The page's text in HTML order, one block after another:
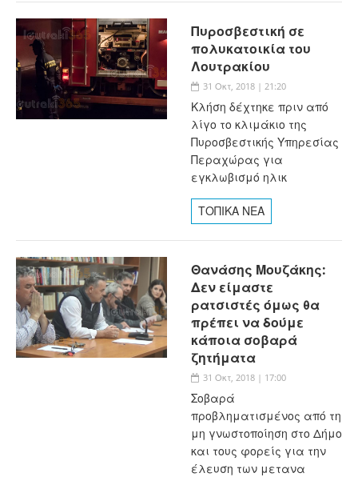
Πυροσβεστική σε
πολυκατοικία του
Λουτρακίου
31 Οκτ, 2018 | 21:20
Κλήση δέχτηκε πριν από
λίγο το κλιμάκιο της
Πυροσβεστικής Υπηρεσίας
Περαχώρας για
εγκλωβισμό ηλικ
ΤΟΠΙΚΑ ΝΕΑ
Θανάσης Μουζάκης:
Δεν είμαστε
ρατσιστές όμως θα
πρέπει να δούμε
κάποια σοβαρά
ζητήματα
31 Οκτ, 2018 | 17:00
Σοβαρά
προβληματισμένος από τη
μη γνωστοποίηση στο Δήμο
και τους φορείς για την
έλευση των μετανα